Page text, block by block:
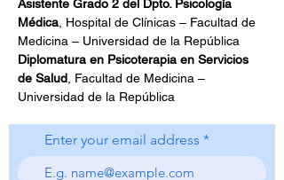
Asistente Grado 2 del Dpto. Psicología
Médica , Hospital de Clínicas – Facultad de
Diplomatura en Psicoterapia en Servicios
de Salud , Facultad de Medicina –
Universidad de la República
Enter your email address